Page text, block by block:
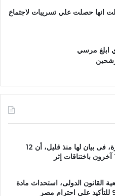
انها حصلت علي تسريبات لاجتماع
ابلغ مرسي
أعلنت إمارة منطقة المدينة المنورة، فى بيان لها منذ قليل، أن 12
القانون الدولى، استحداث مادة